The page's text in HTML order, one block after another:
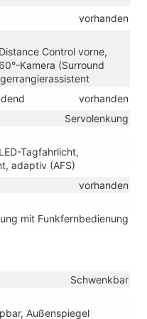
vorhanden
Control vorne,
Kamera (Surround
vorhanden
Servolenkung
Tagfahrlicht,
adaptiv (AFS)
vorhanden
mit Funkfernbedienung
Schwenkbar
Außenspiegel